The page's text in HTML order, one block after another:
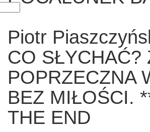
Piotr
CO SŁYCHAĆ?
POPRZECZNA
BEZ MIŁOŚCI.
THE END